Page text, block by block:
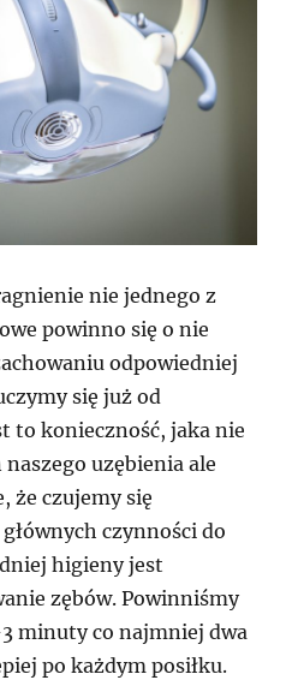
nie jednego z
powinno się o nie
odpowiedniej
się już od
to konieczność, jaka nie
uzębienia ale
że czujemy się
czynności do
higieny jest
zębów. Powinniśmy
minuty co najmniej dwa
po każdym posiłku.